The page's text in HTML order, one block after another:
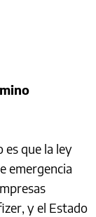
es que la ley
emergencia
y el Estado